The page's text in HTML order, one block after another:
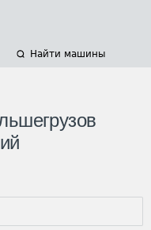
Найти машины